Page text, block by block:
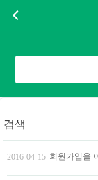
검색
2016-04-15 회원가입을